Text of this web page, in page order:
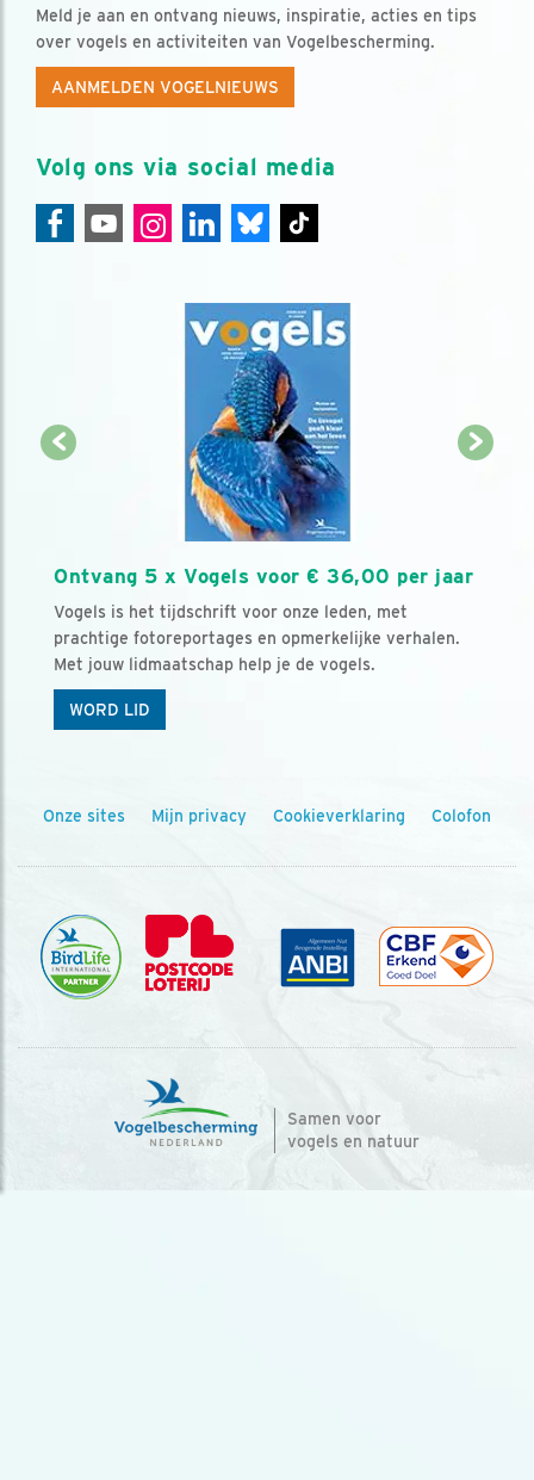
Meld je aan en ontvang nieuws, inspiratie, acties en tips
over vogels en activiteiten van Vogelbescherming.
AANMELDEN VOGELNIEUWS
Volg ons via social media
Ontvang 5 x Vogels voor € 36,00 per jaar
Vogels is het tijdschrift voor onze leden, met
prachtige fotoreportages en opmerkelijke verhalen.
Met jouw lidmaatschap help je de vogels.
WORD LID
Onze sites Mijn privacy Cookieverklaring Colofon
Samen voor
vogels en natuur